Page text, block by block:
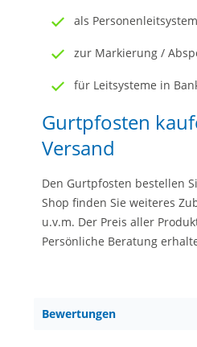
als
zur Markierung /
für Leitsysteme in
Gurtpfosten
Versand
Den Gurtpfosten bestellen
Shop finden Sie weiteres
u.v.m. Der Preis aller
Persönliche Beratung
Bewertungen